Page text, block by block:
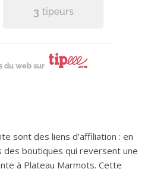
3 tipeurs
du web sur
sont des liens d'affiliation : en
des boutiques qui reversent une
à Plateau Marmots. Cette